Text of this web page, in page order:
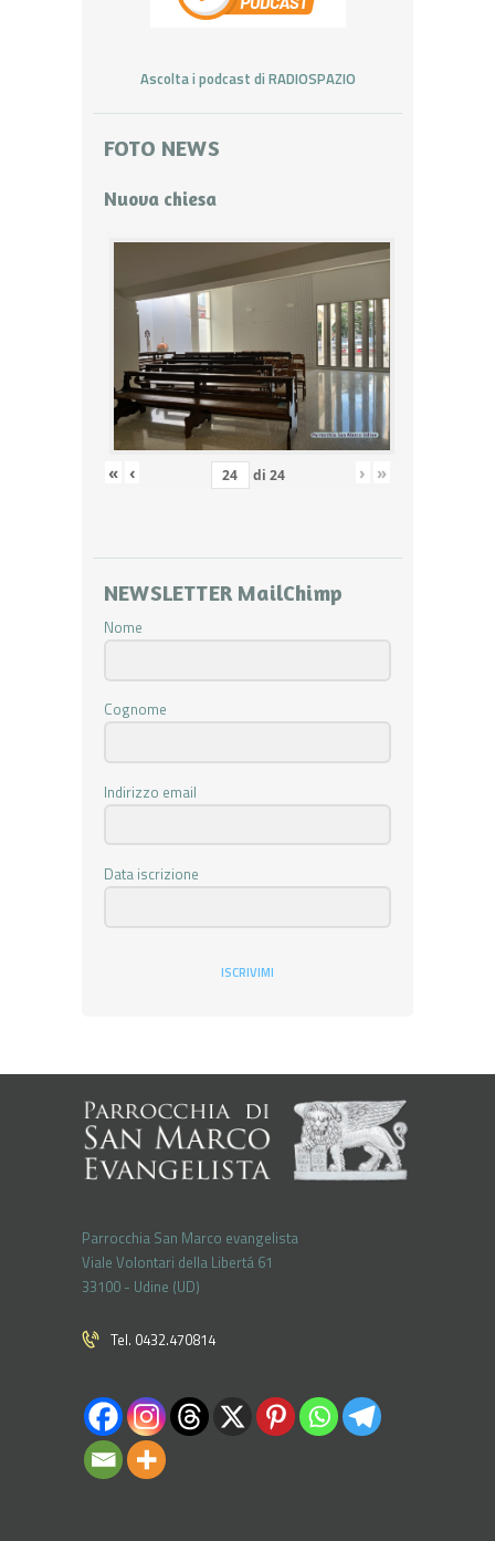
Ascolta i podcast di RADIOSPAZIO
FOTO NEWS
Nuova chiesa
« ‹ di 24 › »
NEWSLETTER MailChimp
Nome
Cognome
Indirizzo email
Data iscrizione
ISCRIVIMI
Parrocchia San Marco evangelista
Viale Volontari della Libertá 61
33100 - Udine (UD)
Tel. 0432.470814